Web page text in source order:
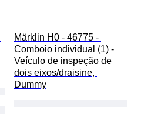
Märklin H0 - 46775 -
Comboio individual (1) -
Veículo de inspeção de
dois eixos/draisine,
Dummy